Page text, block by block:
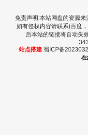
免责声明:本站网盘的资源来
如有侵权内容请联系(百度
后本站的链接将自动失
站点搭建 蜀ICP备